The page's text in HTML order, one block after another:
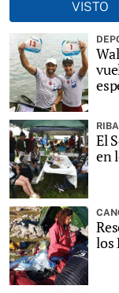
VISTO
El
en
los